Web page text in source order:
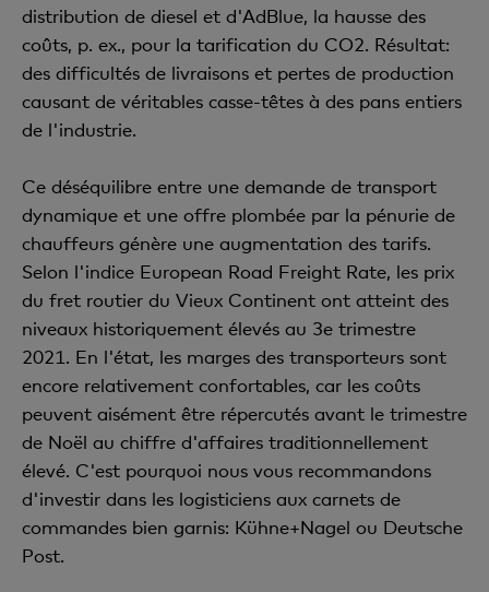
distribution de diesel et d'AdBlue, la hausse des
coûts, p. ex., pour la tarification du CO2. Résultat:
des difficultés de livraisons et pertes de production
causant de véritables casse-têtes à des pans entiers
de l'industrie.
Ce déséquilibre entre une demande de transport
dynamique et une offre plombée par la pénurie de
chauffeurs génère une augmentation des tarifs.
Selon l'indice European Road Freight Rate, les prix
du fret routier du Vieux Continent ont atteint des
niveaux historiquement élevés au 3e trimestre
2021. En l'état, les marges des transporteurs sont
encore relativement confortables, car les coûts
peuvent aisément être répercutés avant le trimestre
de Noël au chiffre d'affaires traditionnellement
élevé. C'est pourquoi nous vous recommandons
d'investir dans les logisticiens aux carnets de
commandes bien garnis: Kühne+Nagel ou Deutsche
Post.